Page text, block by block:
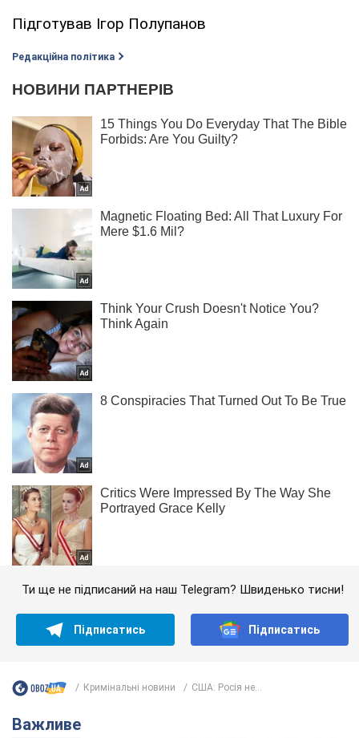
Підготував Ігор Полупанов
Редакційна політика
Ти ще не підписаний на наш Telegram? Швиденько тисни!
Підписатись Підписатись
Кримінальні новини США: Росія не...
Важливе